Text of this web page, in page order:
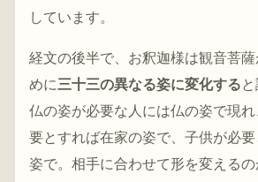
しています。
経文の後半で、お釈迦様は観音菩
めに三十三の異なる姿に変化する
仏の姿が必要な人には仏の姿で現
要とすれば在家の姿で、子供が必
姿で。相手に合わせて形を変える